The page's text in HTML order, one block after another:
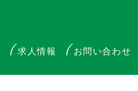
求人情報 お問い合わせ